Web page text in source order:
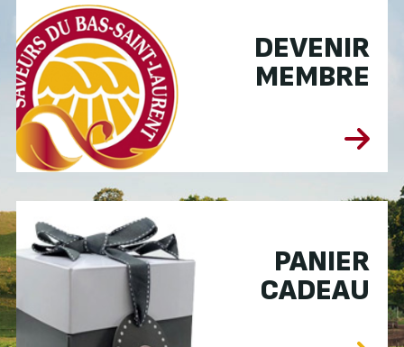
DEVENIR
MEMBRE
PANIER
CADEAU